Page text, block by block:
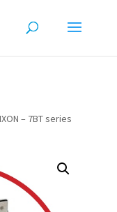
– 7BT series